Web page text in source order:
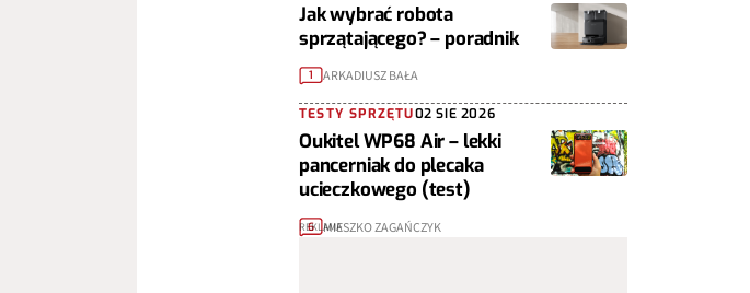
Jak wybrać robota
sprzątającego? – poradnik
1 ARKADIUSZ BAŁA
TESTY SPRZĘTU02 SIE 2026
Oukitel WP68 Air – lekki
pancerniak do plecaka
ucieczkowego (test)
6 MIESZKO ZAGAŃCZYK